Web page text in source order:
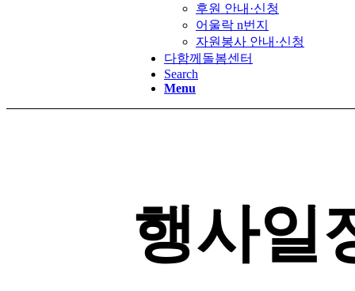
후원 안내·신청
어울락 n번지
자원봉사 안내·신청
다함께돌봄센터
Search
Menu
행사일